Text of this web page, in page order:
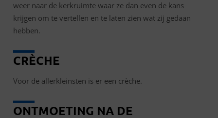
weer naar de kerkruimte waar ze dan even de kans
krijgen om te vertellen en te laten zien wat zij gedaan
hebben.
CRÈCHE
Voor de allerkleinsten is er een crèche.
ONTMOETING NA DE